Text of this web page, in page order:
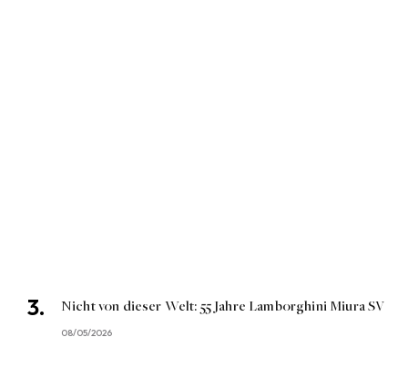
Nicht von dieser Welt: 55 Jahre Lamborghini Miura SV
08/05/2026